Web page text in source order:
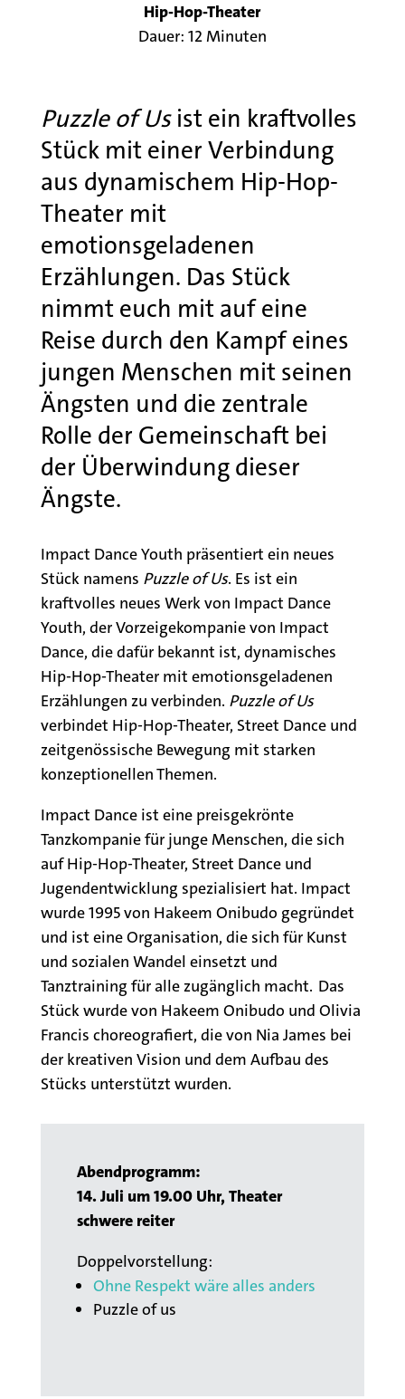
Hip-Hop-Theater
Dauer: 12 Minuten
Puzzle of Usist ein kraftvolles
Stück mit einer Verbindung
aus dynamischem Hip-Hop-
Theater mit
emotionsgeladenen
Erzählungen. Das Stück
nimmt euch mit auf eine
Reise durch den Kampf eines
jungen Menschen mit seinen
Ängsten und die zentrale
Rolle der Gemeinschaft bei
der Überwindung dieser
Ängste.
Impact Dance Youth präsentiert ein neues
Stück namens Puzzle of Us. Es ist ein
kraftvolles neues Werk von Impact Dance
Youth, der Vorzeigekompanie von Impact
Dance, die dafür bekannt ist, dynamisches
Hip-Hop-Theater mit emotionsgeladenen
Erzählungen zu verbinden. Puzzle of Us
verbindet Hip-Hop-Theater, Street Dance und
zeitgenössische Bewegung mit starken
konzeptionellen Themen.
Impact Dance ist eine preisgekrönte
Tanzkompanie für junge Menschen, die sich
auf Hip-Hop-Theater, Street Dance und
Jugendentwicklung spezialisiert hat. Impact
wurde 1995 von Hakeem Onibudo gegründet
und ist eine Organisation, die sich für Kunst
und sozialen Wandel einsetzt und
Tanztraining für alle zugänglich macht. Das
Stück wurde von Hakeem Onibudo und Olivia
Francis choreografiert, die von Nia James bei
der kreativen Vision und dem Aufbau des
Stücks unterstützt wurden.
Abendprogramm:
14. Juli um 19.00 Uhr, Theater
schwere reiter
Doppelvorstellung:
Ohne Respekt wäre alles anders
Puzzle of us